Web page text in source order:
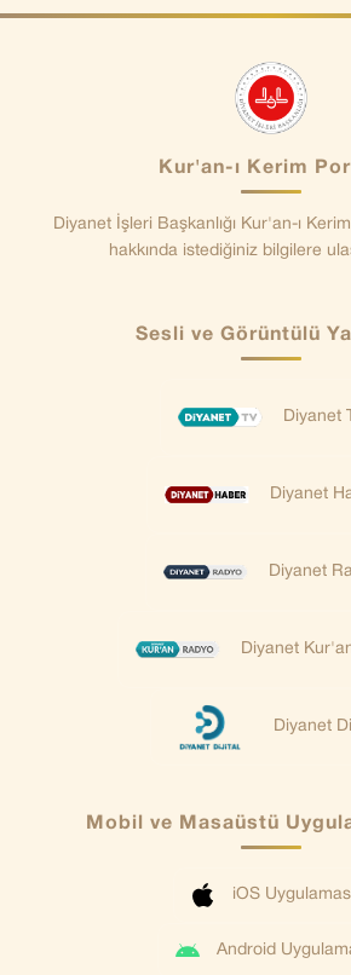
Kur'an-ı Kerim
Diyanet İşleri Başkanlığı Kur'an-ı
hakkında istediğiniz bilgilere
Sesli ve Görüntülü
Diyanet
Diyanet
Diyanet
Diyanet
Diyanet
Mobil ve Masaüstü
iOS
Android